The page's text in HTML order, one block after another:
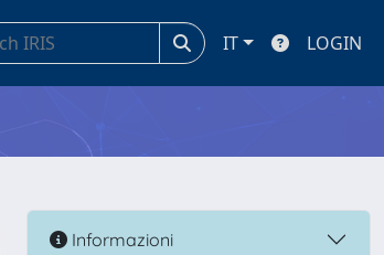
IT LOGIN
Informazioni